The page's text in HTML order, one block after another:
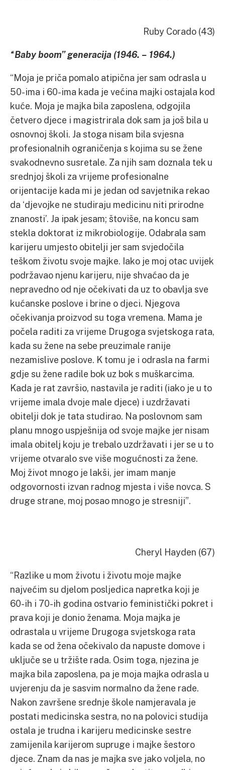
Ruby Corado (43)
“Baby boom” generacija (1946. – 1964.)
“Moja je priča pomalo atipična jer sam odrasla u
50-ima i 60-ima kada je većina majki ostajala kod
kuće. Moja je majka bila zaposlena, odgojila
četvero djece i magistrirala dok sam ja još bila u
osnovnoj školi. Ja stoga nisam bila svjesna
profesionalnih ograničenja s kojima su se žene
svakodnevno susretale. Za njih sam doznala tek u
srednjoj školi za vrijeme profesionalne
orijentacije kada mi je jedan od savjetnika rekao
da ‘djevojke ne studiraju medicinu niti prirodne
znanosti’. Ja ipak jesam; štoviše, na koncu sam
stekla doktorat iz mikrobiologije. Odabrala sam
karijeru umjesto obitelji jer sam svjedočila
teškom životu svoje majke. Iako je moj otac uvijek
podržavao njenu karijeru, nije shvaćao da je
nepravedno od nje očekivati da uz to obavlja sve
kućanske poslove i brine o djeci. Njegova
očekivanja proizvod su toga vremena. Mama je
počela raditi za vrijeme Drugoga svjetskoga rata,
kada su žene na sebe preuzimale ranije
nezamislive poslove. K tomu je i odrasla na farmi
gdje su žene radile bok uz bok s muškarcima.
Kada je rat završio, nastavila je raditi (iako je u to
vrijeme imala dvoje male djece) i uzdržavati
obitelji dok je tata studirao. Na poslovnom sam
planu mnogo uspješnija od svoje majke jer nisam
imala obitelj koju je trebalo uzdržavati i jer se u to
vrijeme otvaralo sve više mogućnosti za žene.
Moj život mnogo je lakši, jer imam manje
odgovornosti izvan radnog mjesta i više novca. S
druge strane, moj posao mnogo je stresniji”.
Cheryl Hayden (67)
“Razlike u mom životu i životu moje majke
najvećim su djelom posljedica napretka koji je
60-ih i 70-ih godina ostvario feministički pokret i
prava koji je donio ženama. Moja majka je
odrastala u vrijeme Drugoga svjetskoga rata
kada se od žena očekivalo da napuste domove i
uključe se u tržište rada. Osim toga, njezina je
majka bila zaposlena, pa je moja majka odrasla u
uvjerenju da je sasvim normalno da žene rade.
Nakon završene srednje škole namjeravala je
postati medicinska sestra, no na polovici studija
ostala je trudna i karijeru medicinske sestre
zamijenila karijerom supruge i majke šestoro
djece. Znam da nas je majka sve jako voljela, no